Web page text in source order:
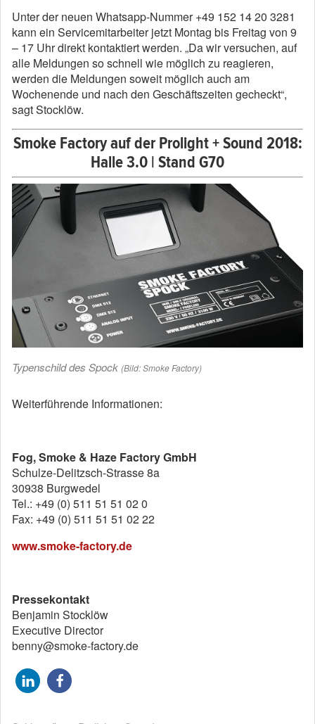
Unter der neuen Whatsapp-Nummer +49 152 14 20 3281
kann ein Servicemitarbeiter jetzt Montag bis Freitag von 9
– 17 Uhr direkt kontaktiert werden. „Da wir versuchen, auf
alle Meldungen so schnell wie möglich zu reagieren,
werden die Meldungen soweit möglich auch am
Wochenende und nach den Geschäftszeiten gecheckt“,
sagt Stocklöw.
Smoke Factory auf der Prolight + Sound 2018:
Halle 3.0 | Stand G70
Typenschild des Spock (Bild: Smoke Factory)
Weiterführende Informationen:
Fog, Smoke & Haze Factory GmbH
Schulze-Delitzsch-Strasse 8a
30938 Burgwedel
Tel.: +49 (0) 511 51 51 02 0
Fax: +49 (0) 511 51 51 02 22
www.smoke-factory.de
Pressekontakt
Benjamin Stocklöw
Executive Director
benny@smoke-factory.de